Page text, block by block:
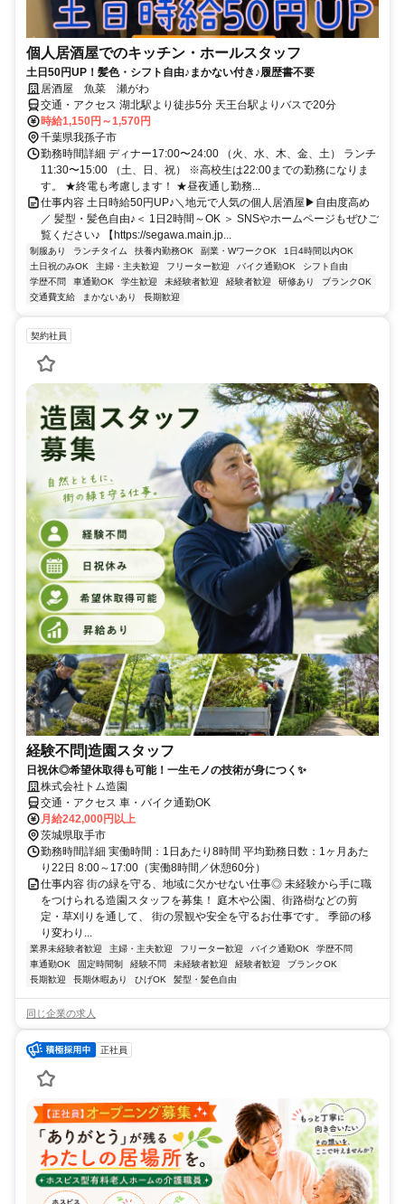
個人居酒屋でのキッチン・ホールスタッフ
土日50円UP！髪色・シフト自由♪まかない付き♪履歴書不要
居酒屋 魚菜 瀬がわ
交通・アクセス 湖北駅より徒歩5分 天王台駅よりバスで20分
時給1,150円～1,570円
千葉県我孫子市
勤務時間詳細 ディナー17:00〜24:00 （火、水、木、金、土） ランチ
11:30〜15:00 （土、日、祝） ※高校生は22:00までの勤務になりま
す。 ★終電も考慮します！ ★昼夜通し勤務...
仕事内容 土日時給50円UP♪＼地元で人気の個人居酒屋▶自由度高め
／ 髪型・髪色自由♪＜ 1日2時間～OK ＞ SNSやホームページもぜひご
覧ください♪ 【https://segawa.main.jp...
制服あり ランチタイム 扶養内勤務OK 副業・WワークOK
1日4時間以内OK
土日祝のみOK
主婦・主夫歓迎 フリーター歓迎 バイク通勤OK
シフト自由
学歴不問
車通勤OK 学生歓迎 未経験者歓迎 経験者歓迎 研修あり
ブランクOK
交通費支給
まかないあり 長期歓迎
契約社員
経験不問|造園スタッフ
日祝休◎希望休取得も可能！一生モノの技術が身につく✨
株式会社トム造園
交通・アクセス 車・バイク通勤OK
月給242,000円以上
茨城県取手市
勤務時間詳細 実働時間：1日あたり8時間 平均勤務日数：1ヶ月あた
り22日 8:00～17:00（実働8時間／休憩60分）
仕事内容 街の緑を守る、地域に欠かせない仕事◎ 未経験から手に職
をつけられる造園スタッフを募集！ 庭木や公園、街路樹などの剪
定・草刈りを通して、 街の景観や安全を守るお仕事です。 季節の移
り変わり...
業界未経験者歓迎 主婦・主夫歓迎 フリーター歓迎 バイク通勤OK
学歴不問
車通勤OK
固定時間制 経験不問 未経験者歓迎 経験者歓迎
ブランクOK
長期歓迎
長期休暇あり ひげOK 髪型・髪色自由
同じ企業の求人
正社員